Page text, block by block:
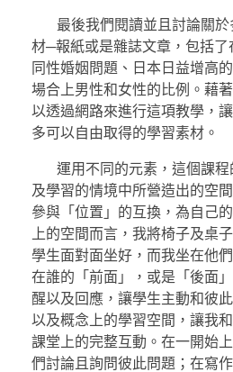
最後我們閱讀並且討論關於
材─報紙或是雜誌文章，包括了
同性婚姻問題、日本日益增高
場合上男性和女性的比例。藉
以透過網路來進行這項教學，
多可以自由取得的學習素材。
運用不同的元素，這個課程
及學習的情境中所營造出的空
參與「位置」的互換，為自己
上的空間而言，我將椅子及桌
學生面對面坐好，而我坐在他
在誰的「前面」，或是「後面
醒以及回應，讓學生主動和彼
以及概念上的學習空間，讓我
課堂上的完整互動。在一開始
們討論且詢問彼此問題；在寫